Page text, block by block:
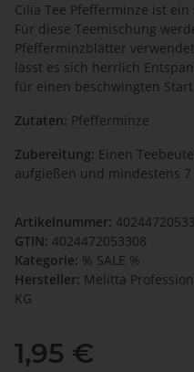
Cilia Tee Pfefferminze ist
Für diese Teemischung
Pfefferminzblätter
lässt es sich herrlich
für einen beschwingten
Zutaten: Pfefferminze
Zubereitung: Einen
aufgießen und mindestens
Artikelnummer:
GTIN: 4024472053308
Kategorie: % SALE %
Hersteller: Melitta
KG
1,95 €